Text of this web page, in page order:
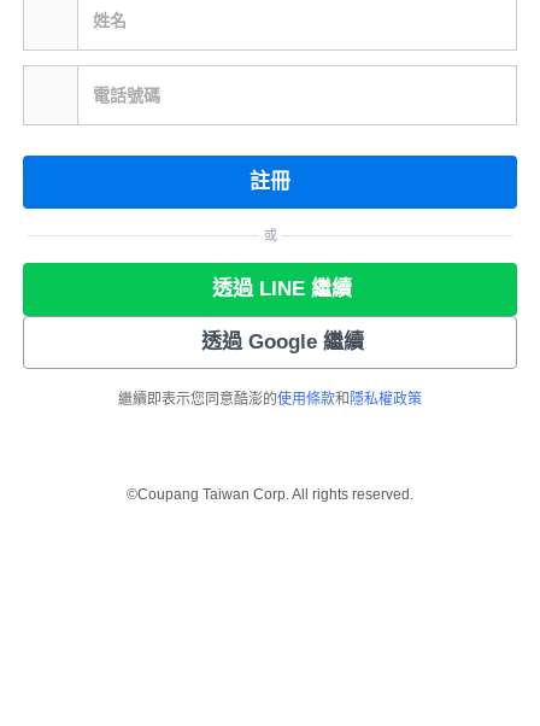
姓名
電話號碼
註冊
或
透過 LINE 繼續
透過 Google 繼續
繼續即表示您同意酷澎的使用條款和 隱私權政策
©Coupang Taiwan Corp. All rights reserved.